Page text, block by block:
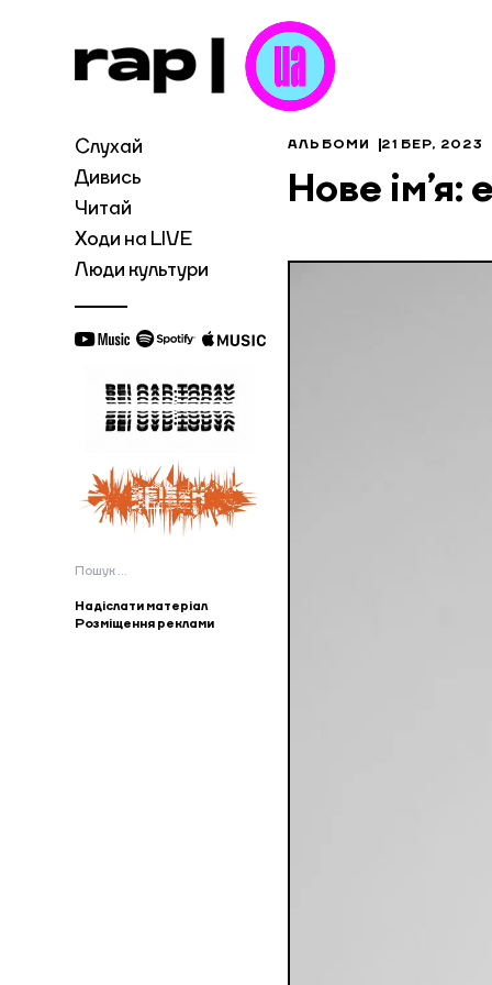
Слухай
Дивись
Читай
Ходи на LIVE
Люди культури
Пошук:
Надіслати матеріал
Розміщення реклами
АЛЬБОМИ 21 БЕР, 2023
Нове ім’я: